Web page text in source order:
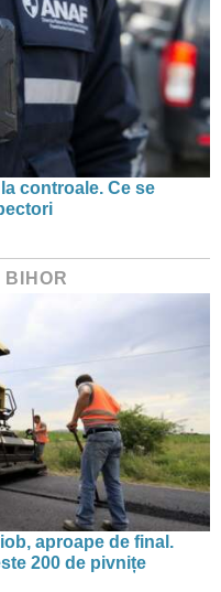
controale. Ce se
aproape de final.
200 de pivnițe